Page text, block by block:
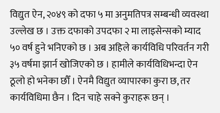
विद्युत ऐन, २०४९ को दफा ५ मा अनुमतिपत्र सम्बन्धी व्यवस्था
उल्लेख छ । उक्त दफाको उपदफा २ मा लाइसेन्सको म्याद
५० वर्ष हुने भनिएको छ । अब अहिले कार्यविधि परिवर्तन गरी
३५ वर्षमा झार्न खोजिएको छ । हामीले कार्यविधिभन्दा ऐन
ठूलो हो भनेका छौँ । ऐनमै विद्युत व्यापारका कुरा छ, तर
कार्यविधिमा छैन । दिन चाहे सक्ने कुराहरू छन् ।